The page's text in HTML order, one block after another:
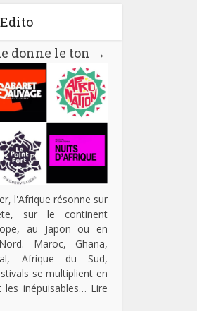
Edito
donne le ton →
l'Afrique résonne sur
sur le continent
au Japon ou en
Maroc, Ghana,
Afrique du Sud,
se multiplient en
les inépuisables… Lire